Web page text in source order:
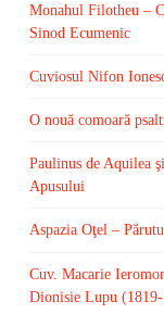
Monahul Filotheu –
Sinod Ecumenic
Cuviosul Nifon
O nouă comoară
Paulinus de Aquilea
Apusului
Aspazia Oţel –
Cuv. Macarie
Dionisie Lupu